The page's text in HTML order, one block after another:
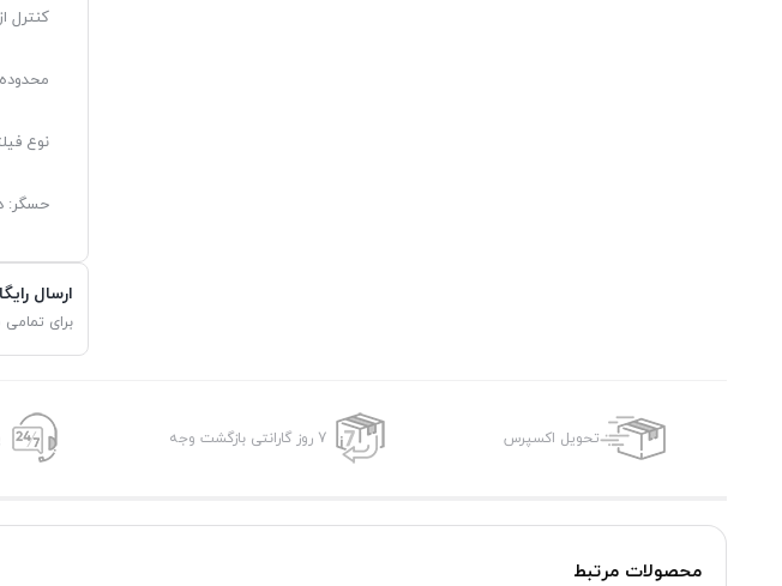
کنترل
محدوده سایز:
نوع
حسگر:
ارسال
برای
تحویل اکسپرس 7 روز گارانتی بازگشت وجه
محصولات مرتبط